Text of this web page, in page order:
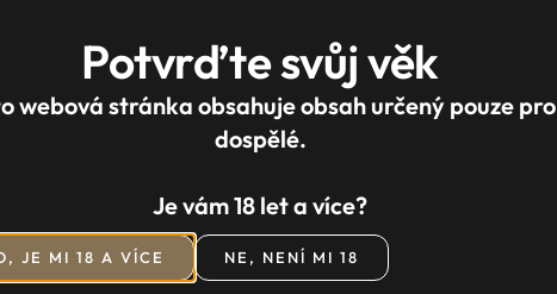
Potvrďte svůj věk
webová stránka obsahuje obsah určený pouze pro
dospělé.
Je vám 18 let a více?
JE MI 18 A VÍCE NE, NENÍ MI 18